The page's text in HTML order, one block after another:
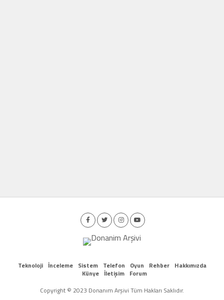
Teknoloji İnceleme Sistem Telefon Oyun Rehber
Hakkımızda
Künye İletişim Forum
Copyright © 2023 Donanım Arşivi Tüm Hakları Saklıdır.